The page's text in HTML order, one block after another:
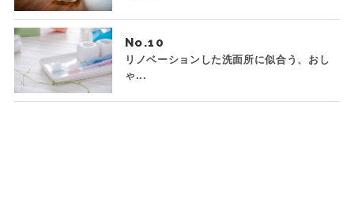
No.
リノベーションした洗面所に似合う、おし
ゃ...